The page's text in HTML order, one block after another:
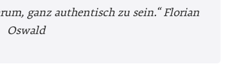
ganz authentisch zu sein.“Florian
Oswald